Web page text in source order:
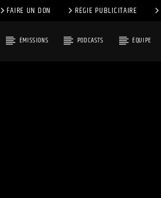
FAIRE UN DON RÉGIE PUBLICITAIRE
ÉMISSIONS PODCASTS ÉQUIPE